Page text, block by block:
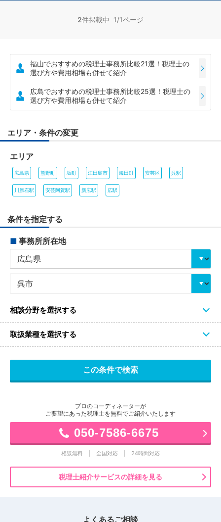
2件掲載中 1/1ページ
福山でおすすめの税理士事務所比較21選！税理士の
選び方や費用相場も併せて紹介
広島でおすすめの税理士事務所比較25選！税理士の
選び方や費用相場も併せて紹介
エリア・条件の変更
エリア
広島県 熊野町 坂町 江田島市 海田町 安芸区 呉駅
川原石駅 安芸阿賀駅 新広駅 広駅
条件を指定する
■ 事務所所在地
相談分野を選択する
取扱業種を選択する
プロのコーディネーターが
ご要望にあった税理士を無料でご紹介いたします
050-7586-6675
相談無料 全国対応 24時間対応
税理士紹介サービスの詳細を見る
よくあるご相談